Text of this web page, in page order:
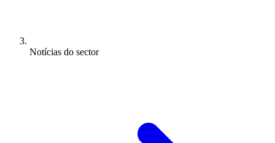
Notícias do sector